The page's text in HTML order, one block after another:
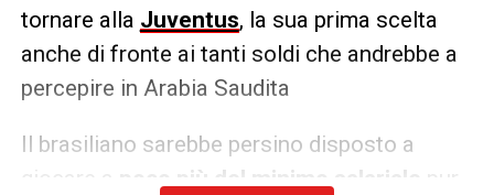
tornare alla Juventus, la sua prima scelta
anche di fronte ai tanti soldi che andrebbe a
percepire in Arabia Saudita
Il brasiliano sarebbe persino disposto a
poco più del minimo salariale